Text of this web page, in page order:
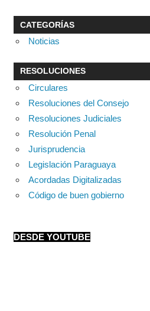
CATEGORÍAS
Noticias
RESOLUCIONES
Circulares
Resoluciones del Consejo
Resoluciones Judiciales
Resolución Penal
Jurisprudencia
Legislación Paraguaya
Acordadas Digitalizadas
Código de buen gobierno
DESDE YOUTUBE